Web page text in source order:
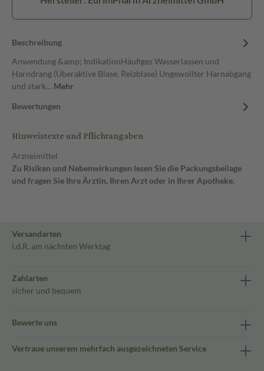
Beschreibung
Anwendung &amp; IndikationHäufiges Wasserlassen und
Harndrang (Überaktive Blase, Reizblase) Ungewollter Harnabgang
und stark… Mehr
Bewertungen
Hinweistexte und Pflichtangaben
Arzneimittel
Zu Risiken und Nebenwirkungen lesen Sie die Packungsbeilage
und fragen Sie Ihre Ärztin, Ihren Arzt oder in Ihrer Apotheke.
Versandarten
i.d.R. am nächsten Werktag
Zahlarten
sicher und bequem
Bewerte uns
Vertraue unserem mehrfach ausgezeichneten Service